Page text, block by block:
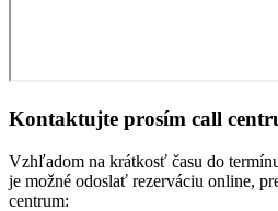
Kontaktujte prosím call
Vzhľadom na krátkosť času do
je možné odoslať rezerváciu online,
centrum: